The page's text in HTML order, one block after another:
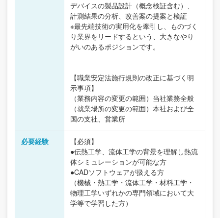
デバイスの製品設計（概念検証含む）、
計測結果の分析、改善案の提案と検証
※最先端技術の実用化を牽引し、ものづく
り業界をリードするという、大きなやり
がいのあるポジションです。
【職業安定法施行規則の改正に基づく明
示事項】
（業務内容の変更の範囲）当社業務全般
（就業場所の変更の範囲）本社および全
国の支社、営業所
必要経験
【必須】
●伝熱工学、流体工学の背景を理解し熱流
体シミュレーションが可能な方
●CADソフトウェアが扱える方
（機械・熱工学・流体工学・材料工学・
物理工学いずれかの専門領域において大
学等で学習した方）